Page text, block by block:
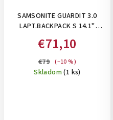
SAMSONITE GUARDIT 3.0
LAPT.BACKPACK S 14.1"
17,5 L
€71,10
€79 (–10 %)
Skladom(1 ks)